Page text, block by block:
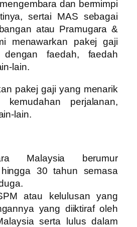
dan bermimpi
sertai MAS sebagai
atau Pramugara &
menawarkan pakej gaji
faedah, faedah
lain.
pakej gaji yang menarik
kemudahan perjalanan,
lain.
Malaysia berumur
30 tahun semasa
atau kelulusan yang
yang diiktiraf oleh
serta lulus dalam